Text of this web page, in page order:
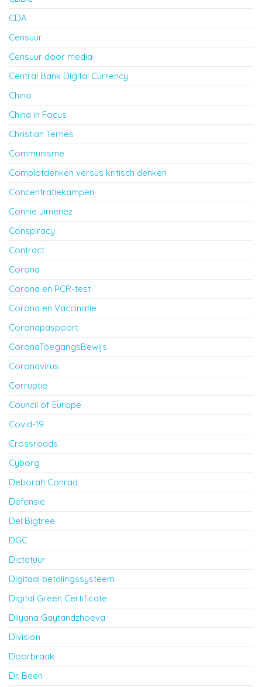
CDA
Censuur
Censuur door media
Central Bank Digital Currency
China
China in Focus
Christian Terhes
Communisme
Complotdenken versus kritisch denken
Concentratiekampen
Connie Jimenez
Conspiracy
Contract
Corona
Corona en PCR-test
Corona en Vaccinatie
Coronapaspoort
CoronaToegangsBewijs
Coronavirus
Corruptie
Council of Europe
Covid-19
Crossroads
Cyborg
Deborah Conrad
Defensie
Del Bigtree
DGC
Dictatuur
Digitaal betalingssysteem
Digital Green Certificate
Dilyana Gaytandzhoeva
Division
Doorbraak
Dr. Been